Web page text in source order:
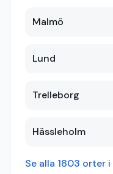
Malmö
Lund
Trelleborg
Hässleholm
Se alla 1803 orter i